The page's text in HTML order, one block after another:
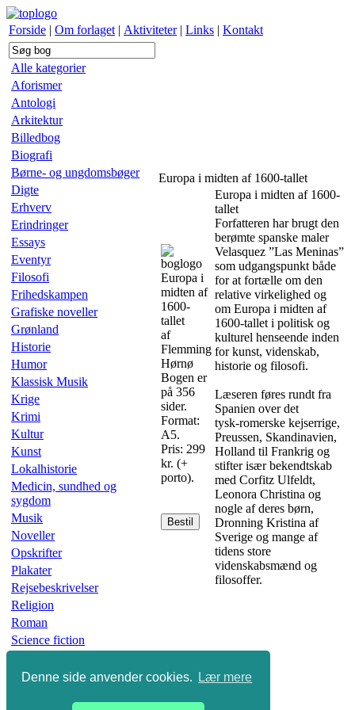
Denne side anvender cookies. Lær mere
Forside | Om forlaget | Aktiviteter | Links | Kontakt
Alle kategorier
Aforismer
Antologi
Arkitektur
Billedbog
Biografi
Børne- og ungdomsbøger
Digte
Erhverv
Erindringer
Essays
Eventyr
Filosofi
Frihedskampen
Grafiske noveller
Grønland
Historie
Humor
Klassisk Musik
Krige
Krimi
Kultur
Kunst
Lokalhistorie
Medicin, sundhed og
sygdom
Musik
Noveller
Opskrifter
Plakater
Rejsebeskrivelser
Religion
Roman
Science fiction
Slægtsbøger
Europa i midten af 1600-tallet
Europa i
midten af
1600-
tallet
af
Flemming
Hørnø
Bogen er
på 356
sider.
Format:
A5.
Pris: 299
kr. (+
porto).
Bestil
Europa i midten af 1600-
tallet
Forfatteren har brugt den
berømte spanske maler
Velasquez ”Las Meninas”
som udgangspunkt både
for at fortælle om den
relative virkelighed og
om Europa i midten af
1600-tallet i politisk og
kulturel henseende inden
for kunst, videnskab,
historie og filosofi.
Læseren føres rundt fra
Spanien over det
tysk-romerske kejserrige,
Preussen, Skandinavien,
Holland til Frankrig og
stifter især bekendtskab
med Corfitz Ulfeldt,
Leonora Christina og
nogle af deres børn,
Dronning Kristina af
Sverige og mange af
tidens store
videnskabsmænd og
filosoffer.